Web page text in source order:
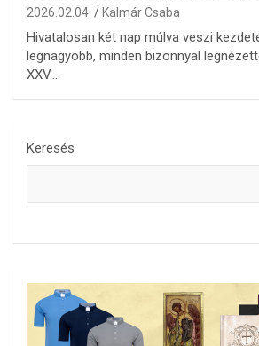
2026.02.04. Kalmár Csaba
Hivatalosan két nap múlva veszi
legnagyobb, minden bizonnyal
XXV.…
Keresés